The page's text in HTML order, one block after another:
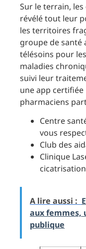
Sur le terrain,
révélé tout leur
les territoires
groupe de santé
télésoins pour
maladies
suivi leur
une app certifiée
pharmaciens
Centre
vous
Club des
Clinique
A lire aussi :
aux femmes,
publique